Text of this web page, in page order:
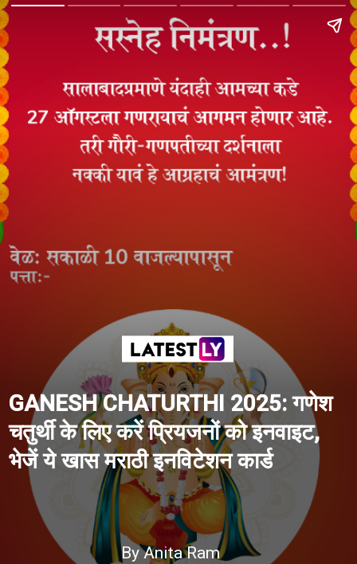
GANESH CHATURTHI 2025: गणेश
चतुर्थी के लिए करें प्रियजनों को इनवाइट,
भेजें ये खास मराठी इनविटेशन कार्ड
By Anita Ram